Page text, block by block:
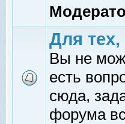
Для тех,
Вы не
есть
сюда,
форума